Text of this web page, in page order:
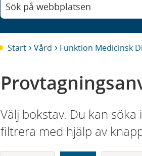
Sök på webbplatsen
Start Vård Funktion Medicinsk
Välj bokstav. Du kan
filtrera med hjälp av